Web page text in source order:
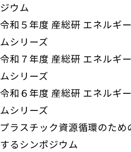
ジウム
令和５年度 産総研 エネルギ
ムシリーズ
令和７年度 産総研 エネルギ
ムシリーズ
令和６年度 産総研 エネルギ
ムシリーズ
プラスチック資源循環のた
するシンポジウム